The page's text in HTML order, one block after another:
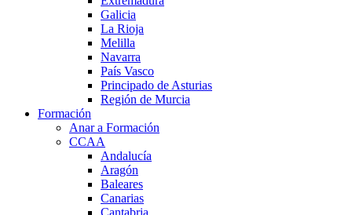
Galicia
La Rioja
Melilla
Navarra
País Vasco
Principado de Asturias
Región de Murcia
Formación
Anar a Formación
CCAA
Andalucía
Aragón
Baleares
Canarias
Cantabria